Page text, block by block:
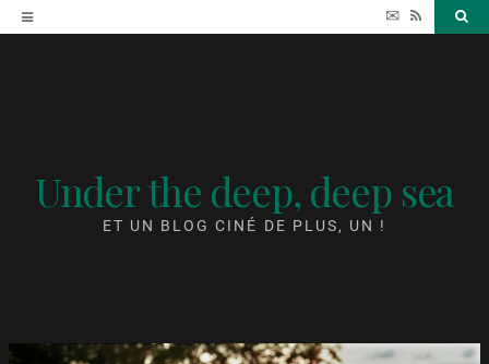
Accéder
au
✉ RSS
Under the deep, deep sea
ET UN BLOG CINÉ DE PLUS, UN !